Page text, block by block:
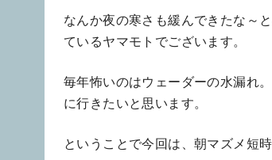
なんか夜の寒さも緩んできたな～
ているヤマモトでございます。
毎年怖いのはウェーダーの水漏れ
に行きたいと思います。
ということで今回は、朝マズメ短